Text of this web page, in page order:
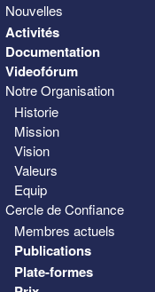
Nouvelles
Activités
Documentation
Videofórum
Notre Organisation
Historie
Mission
Vision
Valeurs
Equip
Cercle de Confiance
Membres actuels
Publications
Plate-formes